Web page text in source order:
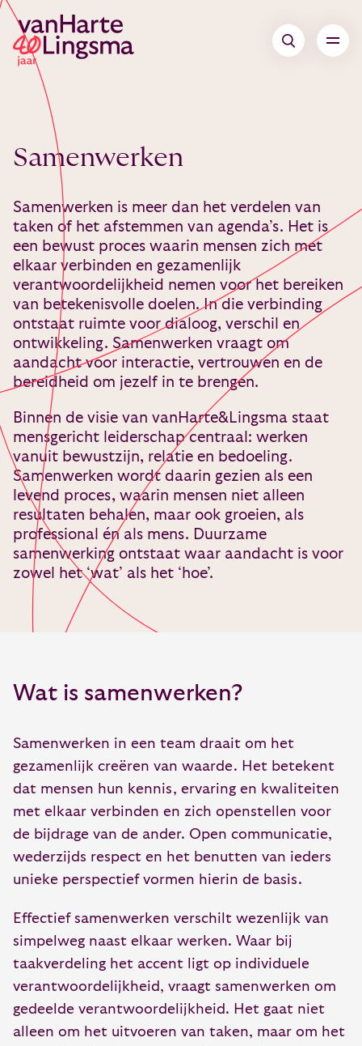
Samenwerken
Samenwerken is meer dan het verdelen van
taken of het afstemmen van agenda’s. Het is
een bewust proces waarin mensen zich met
elkaar verbinden en gezamenlijk
verantwoordelijkheid nemen voor het bereiken
van betekenisvolle doelen. In die verbinding
ontstaat ruimte voor dialoog, verschil en
ontwikkeling. Samenwerken vraagt om
aandacht voor interactie, vertrouwen en de
bereidheid om jezelf in te brengen.
Binnen de visie van vanHarte&Lingsma staat
mensgericht leiderschap centraal: werken
vanuit bewustzijn, relatie en bedoeling.
Samenwerken wordt daarin gezien als een
levend proces, waarin mensen niet alleen
resultaten behalen, maar ook groeien, als
professional én als mens. Duurzame
samenwerking ontstaat waar aandacht is voor
zowel het ‘wat’ als het ‘hoe’.
Wat is samenwerken?
Samenwerken in een team draait om het
gezamenlijk creëren van waarde. Het betekent
dat mensen hun kennis, ervaring en kwaliteiten
met elkaar verbinden en zich openstellen voor
de bijdrage van de ander. Open communicatie,
wederzijds respect en het benutten van ieders
unieke perspectief vormen hierin de basis.
Effectief samenwerken verschilt wezenlijk van
simpelweg naast elkaar werken. Waar bij
taakverdeling het accent ligt op individuele
verantwoordelijkheid, vraagt samenwerken om
gedeelde verantwoordelijkheid. Het gaat niet
alleen om het uitvoeren van taken, maar om het